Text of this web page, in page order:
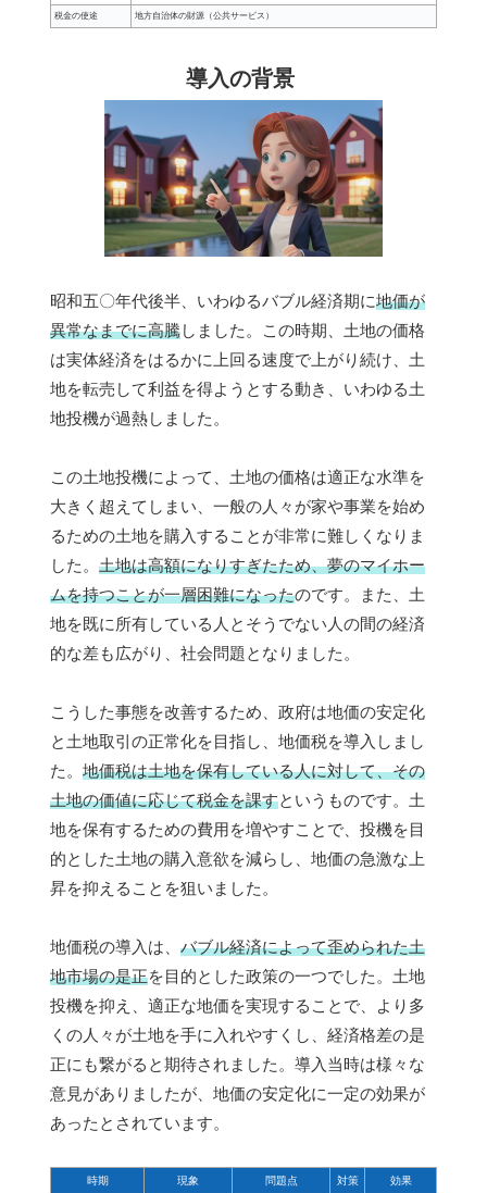
税金の使途 地方自治体の財源（公共サービス）
導入の背景
昭和五〇年代後半、いわゆるバブル経済期に地価が
異常なまでに高騰しました。この時期、土地の価格
は実体経済をはるかに上回る速度で上がり続け、土
地を転売して利益を得ようとする動き、いわゆる土
地投機が過熱しました。
この土地投機によって、土地の価格は適正な水準を
大きく超えてしまい、一般の人々が家や事業を始め
るための土地を購入することが非常に難しくなりま
した。 土地は高額になりすぎたため、夢のマイホー
ムを持つことが一層困難になったのです。また、土
地を既に所有している人とそうでない人の間の経済
的な差も広がり、社会問題となりました。
こうした事態を改善するため、政府は地価の安定化
と土地取引の正常化を目指し、地価税を導入しまし
た。 地価税は土地を保有している人に対して、その
土地の価値に応じて税金を課すというものです。土
地を保有するための費用を増やすことで、投機を目
的とした土地の購入意欲を減らし、地価の急激な上
昇を抑えることを狙いました。
地価税の導入は、 バブル経済によって歪められた土
地市場の是正を目的とした政策の一つでした。土地
投機を抑え、適正な地価を実現することで、より多
くの人々が土地を手に入れやすくし、経済格差の是
正にも繋がると期待されました。導入当時は様々な
意見がありましたが、地価の安定化に一定の効果が
あったとされています。
時期 現象 問題点 対策 効果